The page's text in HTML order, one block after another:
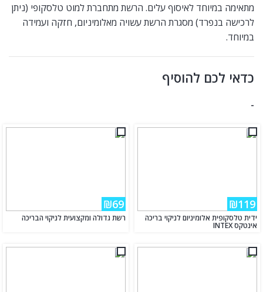
מתאימה במיוחד לאיסוף עלים. הרשת מתחברת למוט טלסקופי (ניתן
לרכישה בנפרד) מסגרת הרשת עשויה מאלומיניום, חזקה ועמידה
במיוחד.
כדאי לכם להוסיף
-
₪119
ידית טלסקופית אלומיניום לניקוי בריכה
אינטקס INTEX
₪69
רשת גדולה ומקצועית לניקוי הבריכה